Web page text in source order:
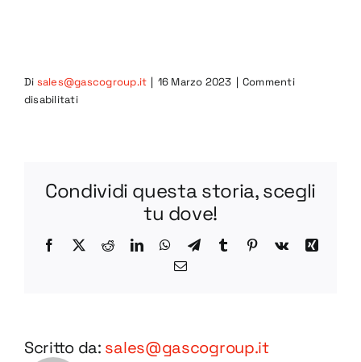
Di sales@gascogroup.it | 16 Marzo 2023 | Commenti
disabilitatisu
Condividi questa storia, scegli
tu dove!
Facebook
X RedditLinkedInWhatsApp
TelegramTumblr Pinterest
Vk
Xing
Email
Scritto da: sales@gascogroup.it